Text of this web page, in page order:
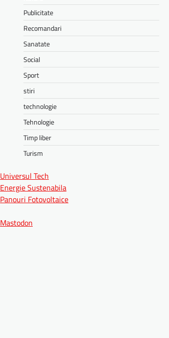
Publicitate
Recomandari
Sanatate
Social
Sport
stiri
technologie
Tehnologie
Timp liber
Turism
Universul Tech
Energie Sustenabila
Panouri Fotovoltaice
Mastodon